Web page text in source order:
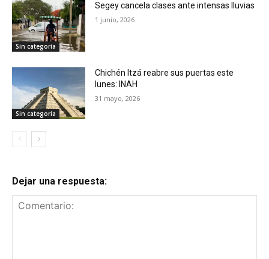
Sin categoría
Segey cancela clases ante intensas lluvias
1 junio, 2026
Sin categoría
Chichén Itzá reabre sus puertas este
lunes: INAH
31 mayo, 2026
Dejar una respuesta: